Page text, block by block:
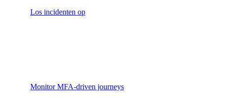
Los incidenten op
Monitor MFA-driven journeys